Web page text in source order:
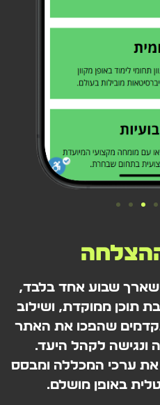
שארך שבוע אחד בלבד,
תוכן ממוקדת, ושילוב
שהפכו את האתר
ונגישה לקהל היעד.
ערכי המכללה ומבסס
באופן מושלם.